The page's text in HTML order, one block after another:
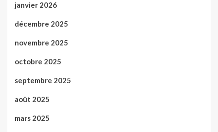
janvier 2026
décembre 2025
novembre 2025
octobre 2025
septembre 2025
août 2025
mars 2025